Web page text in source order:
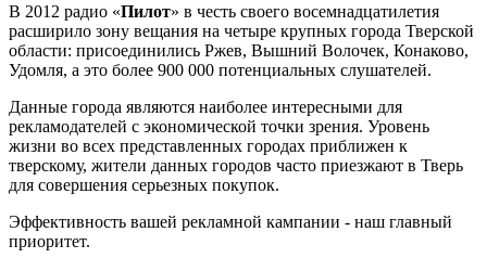
В 2012 радио «Пилот» в честь своего восемнадцатилетия
расширило зону вещания на четыре крупных города Тверской
области: присоединились Ржев, Вышний Волочек, Конаково,
Удомля, а это более 900 000 потенциальных слушателей.
Данные города являются наиболее интересными для
рекламодателей с экономической точки зрения. Уровень
жизни во всех представленных городах приближен к
тверскому, жители данных городов часто приезжают в Тверь
для совершения серьезных покупок.
Эффективность вашей рекламной кампании - наш главный
приоритет.